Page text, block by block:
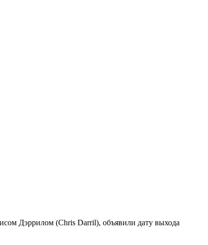
Дэррилом (Chris Darril), объявили дату выхода